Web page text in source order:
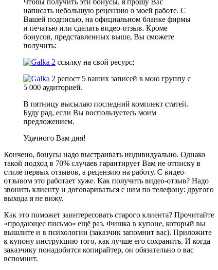
написать небольшую рецензию о моей работе. С
Вашей подписью, на официальном бланке фирмы
и печатью или сделать видео-отзыв. Кроме
бонусов, представленных выше, Вы сможете
получить:
ссылку на свой ресурс;
репост 5 ваших записей в мою группу с
5 000 аудиторией.
В пятницу высылаю последний комплект статей.
Буду рад, если Вы воспользуетесь моим
предложением.
Удачного Вам дня!
Кончено, бонусы надо выстраивать индивидуально. Однако
такой подход в 70% случаев гарантирует Вам не отписку в
стиле первых отзывов, а рецензию на работу. С видео-
отзывом это работает хуже. Как получить видео-отзыв? Надо
звонить клиенту и договариваться с ним по телефону: другого
выхода я не вижу.
Как это поможет заинтересовать старого клиента? Прочитайте
«продающее письмо» ещё раз. Фишка в купоне, который вы
вышлите и в психологии (заказчик запомнит вас). Приложите
к купону инструкцию того, как лучше его сохранить. И когда
заказчику понадобится копирайтер, он обязательно о вас
вспомнит.